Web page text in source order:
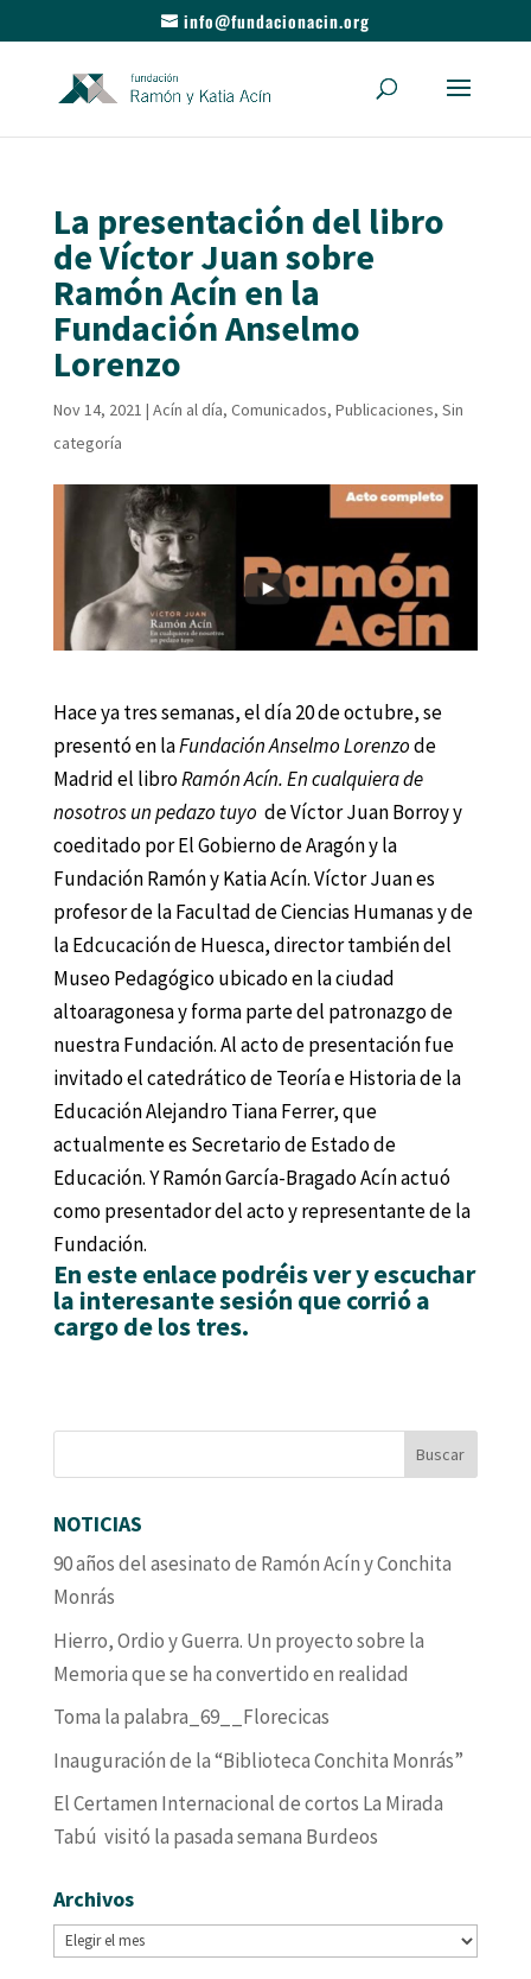
info@fundacionacin.org
La presentación del libro
de Víctor Juan sobre
Ramón Acín en la
Fundación Anselmo
Lorenzo
Nov 14, 2021 | Acín al día, Comunicados, Publicaciones, Sin
categoría
Hace ya tres semanas, el día 20 de octubre, se
presentó en laFundación Anselmo Lorenzode
Madrid el libroRamón Acín. En cualquiera de
nosotros un pedazo tuyo de Víctor Juan Borroy y
coeditado por El Gobierno de Aragón y la
Fundación Ramón y Katia Acín. Víctor Juan es
profesor de la Facultad de Ciencias Humanas y de
la Edcucación de Huesca, director también del
Museo Pedagógico ubicado en la ciudad
altoaragonesa y forma parte del patronazgo de
nuestra Fundación. Al acto de presentación fue
invitado el catedrático de Teoría e Historia de la
Educación Alejandro Tiana Ferrer, que
actualmente es Secretario de Estado de
Educación. Y Ramón García-Bragado Acín actuó
como presentador del acto y representante de la
Fundación.
En este enlace podréis ver y escuchar
la interesante sesión que corrió a
cargo de los tres.
NOTICIAS
90 años del asesinato de Ramón Acín y Conchita
Monrás
Hierro, Ordio y Guerra. Un proyecto sobre la
Memoria que se ha convertido en realidad
Toma la palabra_69__Florecicas
Inauguración de la “Biblioteca Conchita Monrás”
El Certamen Internacional de cortos La Mirada
Tabú visitó la pasada semana Burdeos
Archivos
Archivos